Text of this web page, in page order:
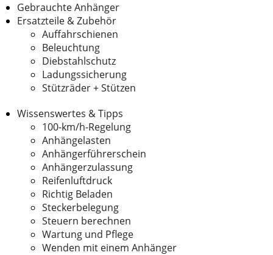
Gebrauchte Anhänger
Ersatzteile & Zubehör
Auffahrschienen
Beleuchtung
Diebstahlschutz
Ladungssicherung
Stützräder + Stützen
Wissenswertes & Tipps
100-km/h-Regelung
Anhängelasten
Anhängerführerschein
Anhängerzulassung
Reifenluftdruck
Richtig Beladen
Steckerbelegung
Steuern berechnen
Wartung und Pflege
Wenden mit einem Anhänger